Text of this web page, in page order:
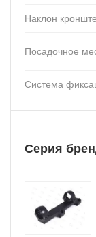
Наклон
Посадочное
Система
Серия